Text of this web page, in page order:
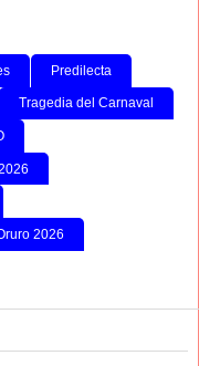
Predilecta
Tragedia del Carnaval
2026